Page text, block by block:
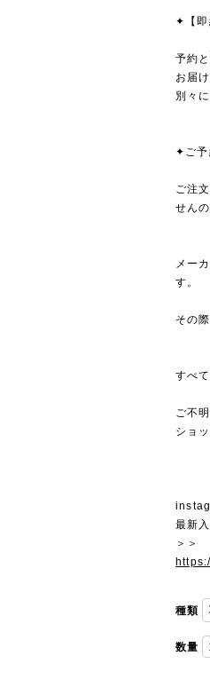
✦【即
予約
お届
別々
✦ご予
ご注
せん
メー
す。
その
すべ
ご不
ショ
最新
＞＞
種類
数量